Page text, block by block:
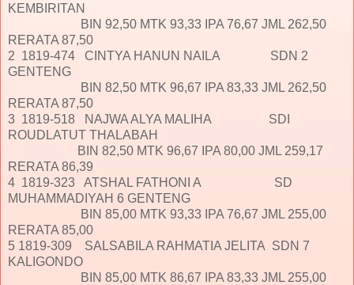
KEMBIRITAN
BIN 92,50 MTK 93,33 IPA 76,67 JML 262,50
RERATA 87,50
2 1819-474 CINTYA HANUN NAILA SDN 2
GENTENG
BIN 82,50 MTK 96,67 IPA 83,33 JML 262,50
RERATA 87,50
3 1819-518 NAJWA ALYA MALIHA SDI
ROUDLATUT THALABAH
BIN 82,50 MTK 96,67 IPA 80,00 JML 259,17
RERATA 86,39
4 1819-323 ATSHAL FATHONI A SD
MUHAMMADIYAH 6 GENTENG
BIN 85,00 MTK 93,33 IPA 76,67 JML 255,00
RERATA 85,00
5 1819-309 SALSABILA RAHMATIA JELITA SDN 7
KALIGONDO
BIN 85,00 MTK 86,67 IPA 83,33 JML 255,00